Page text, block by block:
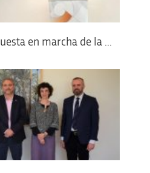
en marcha de la ...